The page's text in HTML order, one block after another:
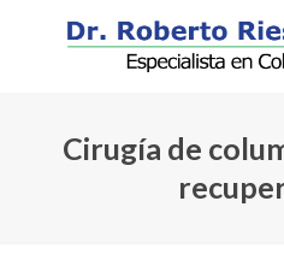
Cirugía de